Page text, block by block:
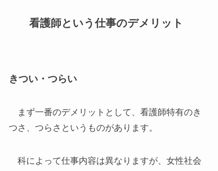
看護師という仕事のデメリット
きつい・つらい
まず一番のデメリットとして、看護師特有のき
つさ、つらさというものがあります。
科によって仕事内容は異なりますが、女性社会